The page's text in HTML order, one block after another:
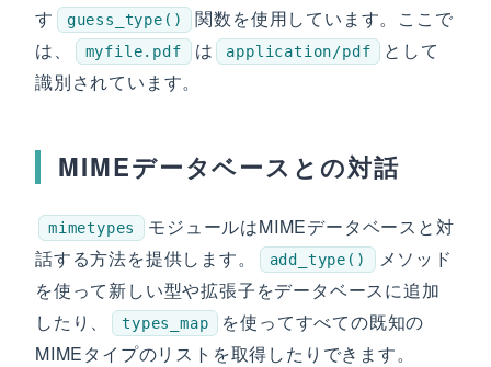
す
guess_type()
関数を使用しています。ここで
は、
myfile.pdf は application/pdf
として
識別されています。
MIMEデータベースとの対話
mimetypes
モジュールはMIMEデータベースと対
話する方法を提供します。
add_type()
メソッド
を使って新しい型や拡張子をデータベースに追加
したり、
types_map
を使ってすべての既知の
MIMEタイプのリストを取得したりできます。